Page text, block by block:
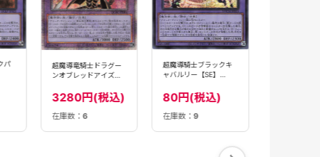
パ
超魔導竜騎士ドラグー
ンオブレッドアイズ
JP084〉
3280円(税込)
在庫数：6
超魔導騎士ブラックキ
ャバルリー【SE】
80円(税込)
在庫数：9